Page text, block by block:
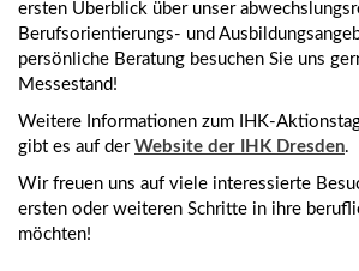
ersten Überblick über unser
Berufsorientierungs- und
persönliche Beratung besuchen Sie uns
Messestand!
Weitere Informationen zum IHK-
gibt es auf der Website der IHK Dresden.
Wir freuen uns auf viele interessierte
ersten oder weiteren Schritte in ihre
möchten!